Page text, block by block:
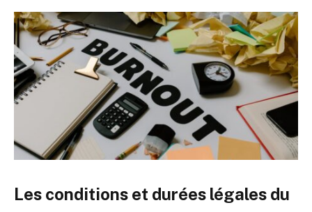
Les conditions et durées légales du